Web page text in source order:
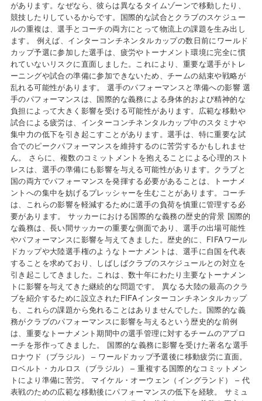
があります。なぜなら、彼らは異なるタイムゾーンで移動したり、
競技したりしているからです。国際的な試合とクラブのスケジュー
ルの重複は、選手とコーチの両方にとって物流上の課題を生み出し
ます。 例えば、インターコンチネンタルカップの数日前にワールド
カップ予選に参加した選手は、疲労やトーナメント環境に完全に慣
れていないリスクに直面しました。これにより、重要な選手がトレ
ーニングや試合の準備に参加できないため、チームの結束や戦略が
乱れる可能性があります。 選手のパフォーマンスと準備への影響 選
手のパフォーマンスは、国際的な義務による身体的および精神的な
負担によって大きく影響を受ける可能性があります。広範な移動や
試合による疲労は、インターコンチネンタルカップ中のスタミナや
集中力の低下を引き起こすことがあります。選手は、特に重要な試
合でのピークパフォーマンスを維持するのに苦労するかもしれませ
ん。 さらに、複数のコミットメントを抱えることによる心理的スト
レスは、選手の準備にも影響を与える可能性があります。クラブと
国の両方でパフォーマンスを発揮する必要があることは、トーナメ
ントへの集中を妨げるプレッシャーを生むことがあります。コーチ
は、これらの影響を軽減するために選手の負荷を慎重に管理する必
要があります。 サッカーにおける国際的な義務の歴史的背景 国際的
な義務は、長い間サッカーの重要な側面であり、選手の出場可能性
やパフォーマンスに影響を与えてきました。歴史的に、FIFAワール
ドカップや大陸選手権のようなトーナメントは、選手に自国を代表
することを求めており、しばしばクラブのスケジュールとの対立を
引き起こしてきました。これは、数十年にわたり主要なトーナメン
トに影響を与えてきた継続的な問題です。 異なる大陸の最高のクラ
ブを紹介するために設立されたFIFAインターコンチネンタルカップ
も、これらの課題から免れることはありませんでした。国際的な義
務がクラブのパフォーマンスに影響を与えるという歴史的な前例
は、重要なトーナメント期間中の選手管理に対するチームのアプロ
ーチを形作ってきました。 国際的な義務に影響を受けた著名な選手
ロナウド（ブラジル） – ワールドカップ予選後に移動疲労に直面。
ロベルト・カルロス（ブラジル） – 重複する国際的なコミットメン
トにより準備に苦労。 マイケル・オーウェン（イングランド） – 代
表戦のための広範な移動後にパフォーマンスの低下を経験。 サミュ